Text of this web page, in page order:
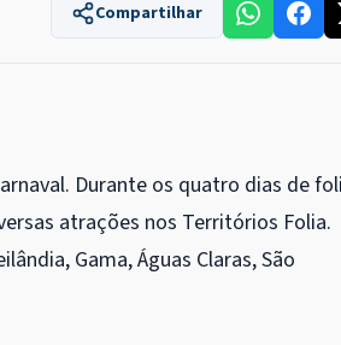
Compartilhar
Durante os quatro dias de
atrações nos Territórios Folia.
Gama, Águas Claras, São